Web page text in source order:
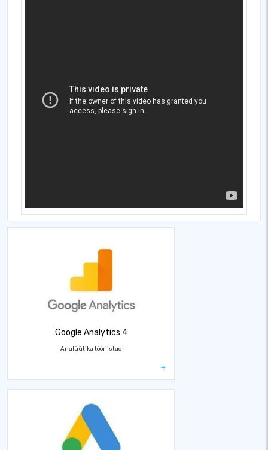
Google Analytics 4
Analüütika tööriistad